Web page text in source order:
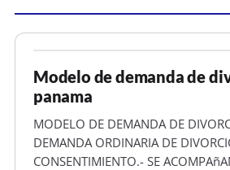
Modelo de demanda de
panama
MODELO DE DEMANDA DE
DEMANDA ORDINARIA DE
CONSENTIMIENTO.- SE